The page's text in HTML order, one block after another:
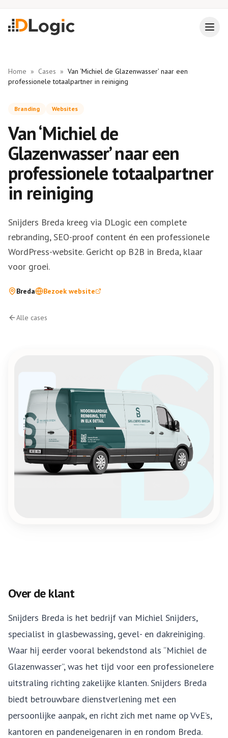
Home » Cases » Van ‘Michiel de Glazenwasser’ naar een
professionele totaalpartner in reiniging
Branding Websites
Van ‘Michiel de
Glazenwasser’ naar een
professionele totaalpartner
in reiniging
Snijders Breda kreeg via DLogic een complete
rebranding, SEO-proof content én een professionele
WordPress-website. Gericht op B2B in Breda, klaar
voor groei.
Breda Bezoek website
Alle cases
Over de klant
Snijders Breda is het bedrijf van Michiel Snijders,
specialist in glasbewassing, gevel- en dakreiniging.
Waar hij eerder vooral bekendstond als “Michiel de
Glazenwasser”, was het tijd voor een professionelere
uitstraling richting zakelijke klanten. Snijders Breda
biedt betrouwbare dienstverlening met een
persoonlijke aanpak, en richt zich met name op VvE’s,
kantoren en pandeneigenaren in en rondom Breda.